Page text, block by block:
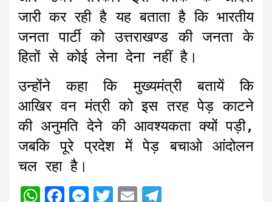
जारी कर रही है यह बताता है कि भारतीय
जनता पार्टी को उत्तराखण्ड की जनता के
हितों से कोई लेना देना नहीं है।
उन्होंने कहा कि मुख्यमंत्री बतायें कि
आखिर वन मंत्री को इस तरह पेड़ काटने
की अनुमति देने की आवश्यकता क्यों पड़ी,
जबकि पूरे प्रदेश में पेड़ बचाओ आंदोलन
चल रहा है।
W F M T E